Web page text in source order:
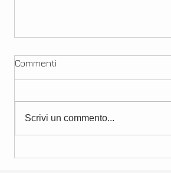
I benefici dell’olio Evo
Commenti
Scrivi un commento...